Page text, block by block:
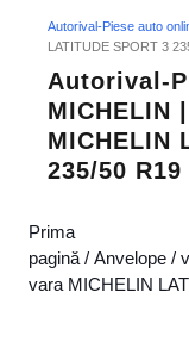
Autorival-Piese auto
LATITUDE SPORT 3
Autorival-
MICHELIN
MICHELIN
235/50 R19
Prima
pagină / Anvelope /
vara MICHELIN